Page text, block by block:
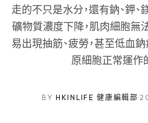
走的不只是水分，還有鈉、鉀
礦物質濃度下降，肌肉細胞無
易出現抽筋、疲勞，甚至低血
原細胞正常運作
BY HKINLIFE 健康編輯部·